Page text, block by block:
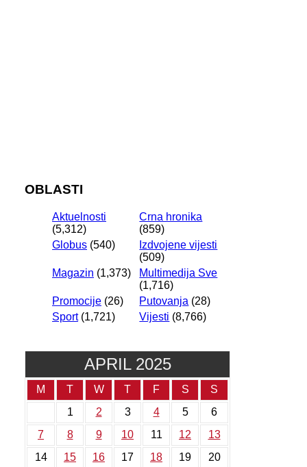
OBLASTI
Aktuelnosti
(5,312)
Crna hronika
(859)
Globus (540)
Izdvojene vijesti
(509)
Magazin (1,373)
Multimedija Sve
(1,716)
Promocije (26) Putovanja (28)
Sport(1,721) Vijesti (8,766)
APRIL 2025
M T W T F S S
1 2 3 4 5
6
7
8 9 10 11 12
13
14
15 16 17 18 19
20